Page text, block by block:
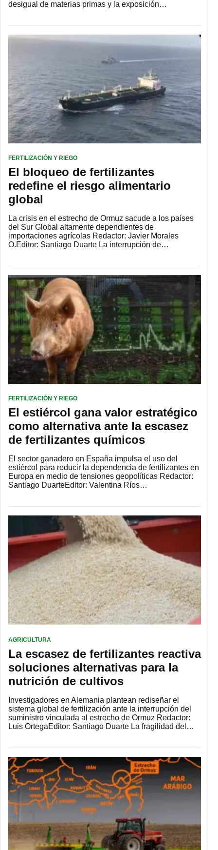
desigual de materias primas y la exposición…
FERTILIZACIÓN Y RIEGO
El bloqueo de fertilizantes
redefine el riesgo alimentario
global
La crisis en el estrecho de Ormuz sacude a los países
del Sur Global altamente dependientes de
importaciones agrícolas Redactor: Javier Morales
O.Editor: Santiago Duarte La interrupción de…
FERTILIZACIÓN Y RIEGO
El estiércol gana valor estratégico
como alternativa ante la escasez
de fertilizantes químicos
El sector ganadero en España impulsa el uso del
estiércol para reducir la dependencia de fertilizantes en
Europa en medio de tensiones geopolíticas Redactor:
Santiago DuarteEditor: Valentina Ríos…
AGRICULTURA
La escasez de fertilizantes reactiva
soluciones alternativas para la
nutrición de cultivos
Investigadores en Alemania plantean rediseñar el
sistema global de fertilización ante la interrupción del
suministro vinculada al estrecho de Ormuz Redactor:
Luis OrtegaEditor: Santiago Duarte La fragilidad del…